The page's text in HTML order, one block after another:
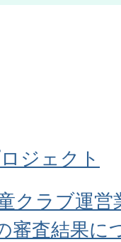
ジェクト
クラブ運
審査結果に